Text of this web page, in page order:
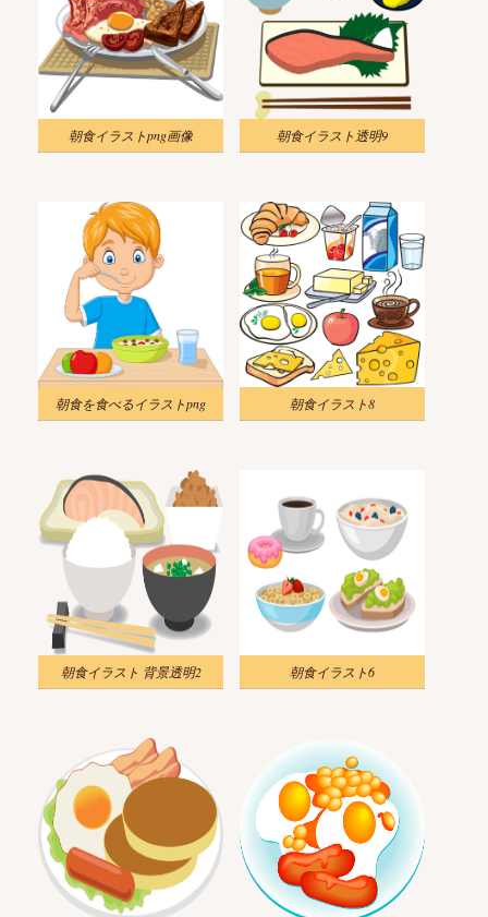
朝食イラストpng画像 朝食イラスト透明9
朝食を食べるイラストpng 朝食イラスト8
朝食イラスト 背景透明2 朝食イラスト6